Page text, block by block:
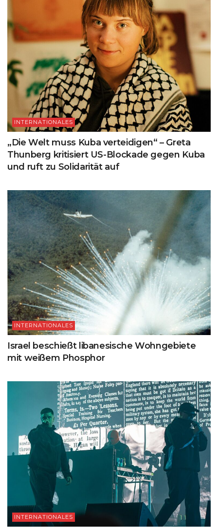
INTERNATIONALES
„Die Welt muss Kuba verteidigen“ – Greta
Thunberg kritisiert US-Blockade gegen Kuba
und ruft zu Solidarität auf
INTERNATIONALES
Israel beschießt libanesische Wohngebiete
mit weißem Phosphor
INTERNATIONALES